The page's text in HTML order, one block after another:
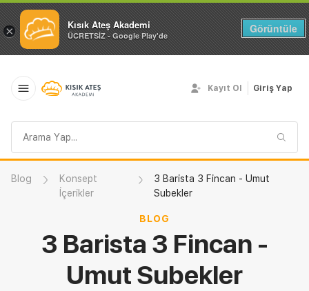
× Kısık Ateş Akademi
ÜCRETSİZ - Google Play'de
Görüntüle
sorgusu
Kayıt Ol Giriş Yap
Blog
Konsept
İçerikler
3 Barista 3 Fincan - Umut
Subekler
BLOG
3 Barista 3 Fincan -
Umut Subekler